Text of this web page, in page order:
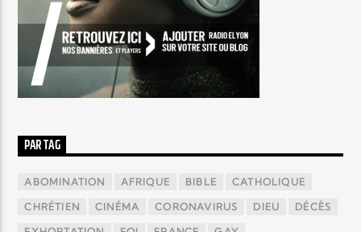
PAR TAG
ABOMINATION AFRIQUE BIBLE CATHOLIQUE
CHRÉTIEN CINÉMA CORONAVIRUS DIEU DÉCÈS